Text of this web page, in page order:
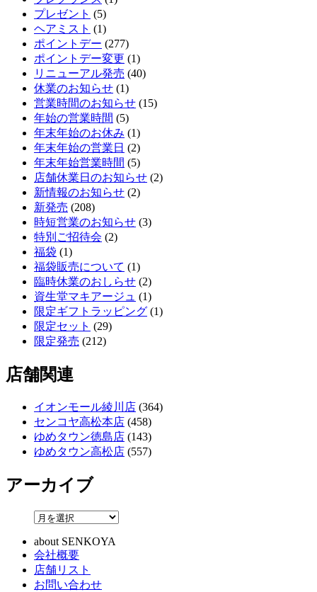
プレゼント (5)
ヘアミスト (1)
ポイントデー (277)
ポイントデー変更 (1)
リニューアル発売 (40)
休業のお知らせ (1)
営業時間のお知らせ (15)
年始の営業時間 (5)
年末年始のお休み (1)
年末年始の営業日 (2)
年末年始営業時間 (5)
店舗休業日のお知らせ (2)
新情報のお知らせ (2)
新発売 (208)
時短営業のお知らせ (3)
特別ご招待会 (2)
福袋 (1)
福袋販売について (1)
臨時休業のおしらせ (2)
資生堂マキアージュ (1)
限定ギフトラッピング (1)
限定セット (29)
限定発売 (212)
店舗関連
イオンモール綾川店 (364)
センコヤ高松本店 (458)
ゆめタウン徳島店 (143)
ゆめタウン高松店 (557)
アーカイブ
about SENKOYA
会社概要
店舗リスト
お問い合わせ